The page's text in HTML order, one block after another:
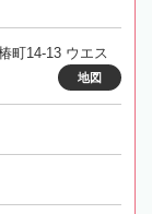
町14-13 ウエス
地図